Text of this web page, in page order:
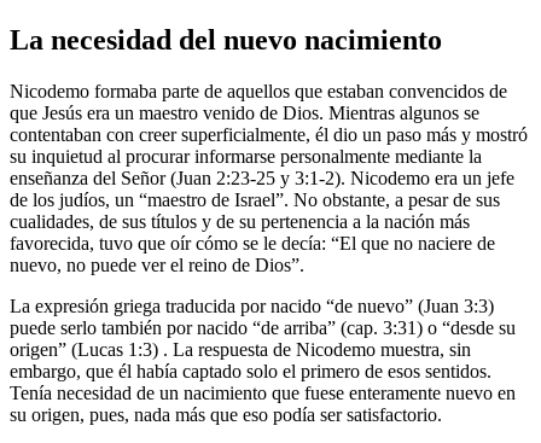
La necesidad del nuevo nacimiento
Nicodemo formaba parte de aquellos que estaban convencidos de
que Jesús era un maestro venido de Dios. Mientras algunos se
contentaban con creer superficialmente, él dio un paso más y mostró
su inquietud al procurar informarse personalmente mediante la
enseñanza del Señor (Juan 2:23-25 y 3:1-2). Nicodemo era un jefe
de los judíos, un “maestro de Israel”. No obstante, a pesar de sus
cualidades, de sus títulos y de su pertenencia a la nación más
favorecida, tuvo que oír cómo se le decía: “El que no naciere de
nuevo, no puede ver el reino de Dios”.
La expresión griega traducida por nacido “de nuevo” (Juan 3:3)
puede serlo también por nacido “de arriba” (cap. 3:31) o “desde su
origen” (Lucas 1:3) . La respuesta de Nicodemo muestra, sin
embargo, que él había captado solo el primero de esos sentidos.
Tenía necesidad de un nacimiento que fuese enteramente nuevo en
su origen, pues, nada más que eso podía ser satisfactorio.